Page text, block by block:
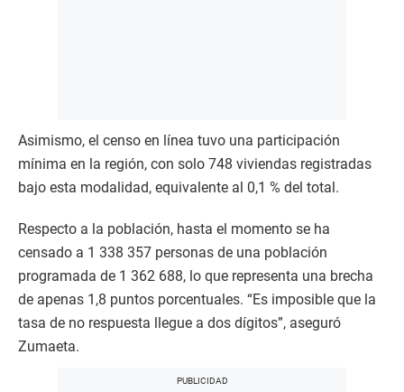
Asimismo, el censo en línea tuvo una participación
mínima en la región, con solo 748 viviendas registradas
bajo esta modalidad, equivalente al 0,1 % del total.
Respecto a la población, hasta el momento se ha
censado a 1 338 357 personas de una población
programada de 1 362 688, lo que representa una brecha
de apenas 1,8 puntos porcentuales. “Es imposible que la
tasa de no respuesta llegue a dos dígitos”, aseguró
Zumaeta.